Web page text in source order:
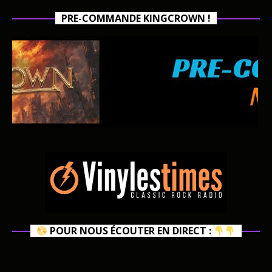
PRE-COMMANDE KINGCROWN !
POUR NOUS ÉCOUTER EN DIRECT :